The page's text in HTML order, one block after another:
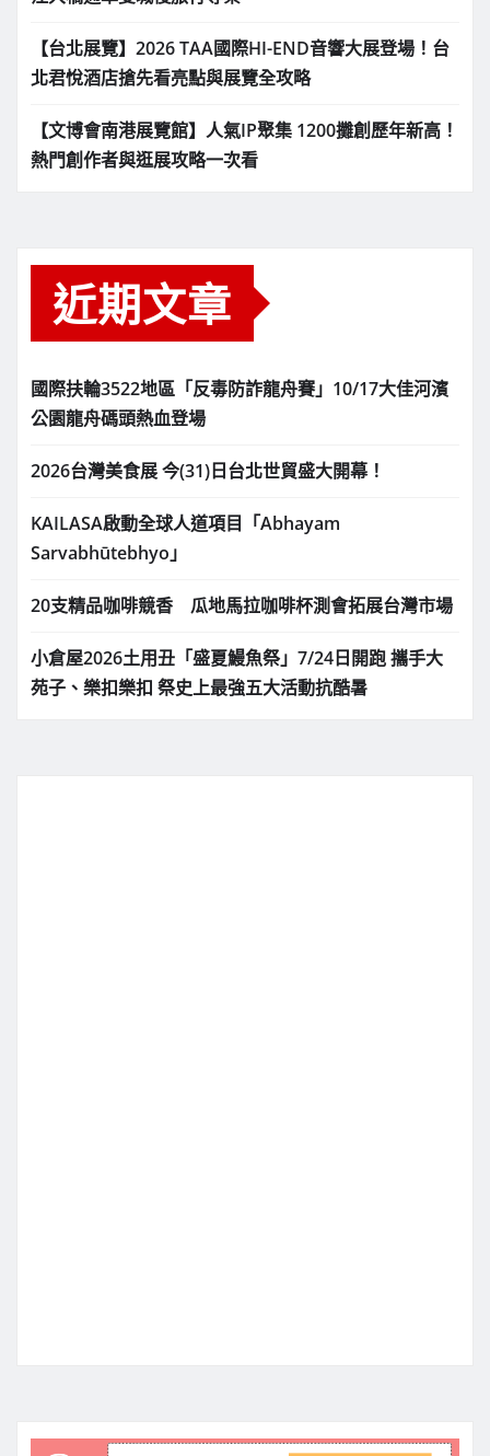
【台北展覽】2026 TAA國際HI-END音響大展登場！台
北君悅酒店搶先看亮點與展覽全攻略
【文博會南港展覽館】人氣IP聚集 1200攤創歷年新高！
熱門創作者與逛展攻略一次看
近期文章
國際扶輪3522地區「反毒防詐龍舟賽」10/17大佳河濱
公園龍舟碼頭熱血登場
2026台灣美食展 今(31)日台北世貿盛大開幕！
KAILASA啟動全球人道項目「Abhayam
Sarvabhūtebhyo」
20支精品咖啡競香 瓜地馬拉咖啡杯測會拓展台灣市場
小倉屋2026土用丑「盛夏鰻魚祭」7/24日開跑 攜手大
苑子、樂扣樂扣 祭史上最強五大活動抗酷暑